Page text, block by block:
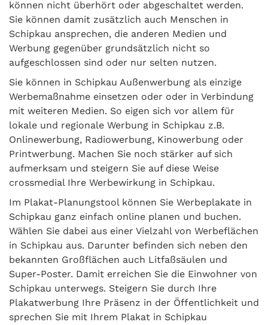
können nicht überhört oder abgeschaltet werden.
Sie können damit zusätzlich auch Menschen in
Schipkau ansprechen, die anderen Medien und
Werbung gegenüber grundsätzlich nicht so
aufgeschlossen sind oder nur selten nutzen.
Sie können in Schipkau Außenwerbung als einzige
Werbemaßnahme einsetzen oder oder in Verbindung
mit weiteren Medien. So eigen sich vor allem für
lokale und regionale Werbung in Schipkau z.B.
Onlinewerbung, Radiowerbung, Kinowerbung oder
Printwerbung. Machen Sie noch stärker auf sich
aufmerksam und steigern Sie auf diese Weise
crossmedial Ihre Werbewirkung in Schipkau.
Im Plakat-Planungstool können Sie Werbeplakate in
Schipkau ganz einfach online planen und buchen.
Wählen Sie dabei aus einer Vielzahl von Werbeflächen
in Schipkau aus. Darunter befinden sich neben den
bekannten Großflächen auch Litfaßsäulen und
Super-Poster. Damit erreichen Sie die Einwohner von
Schipkau unterwegs. Steigern Sie durch Ihre
Plakatwerbung Ihre Präsenz in der Öffentlichkeit und
sprechen Sie mit Ihrem Plakat in Schipkau